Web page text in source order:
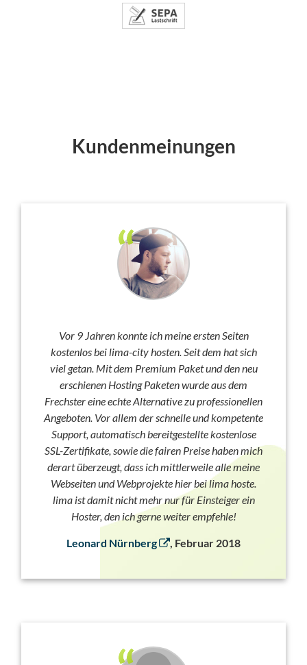
Kundenmeinungen
Vor 9 Jahren konnte ich meine ersten Seiten
kostenlos bei lima-city hosten. Seit dem hat sich
viel getan. Mit dem Premium Paket und den neu
erschienen Hosting Paketen wurde aus dem
Frechster eine echte Alternative zu professionellen
Angeboten. Vor allem der schnelle und kompetente
Support, automatisch bereitgestellte kostenlose
SSL-Zertifikate, sowie die fairen Preise haben mich
derart überzeugt, dass ich mittlerweile alle meine
Webseiten und Webprojekte hier bei lima hoste.
lima ist damit nicht mehr nur für Einsteiger ein
Hoster, den ich gerne weiter empfehle!
Leonard Nürnberg , Februar 2018